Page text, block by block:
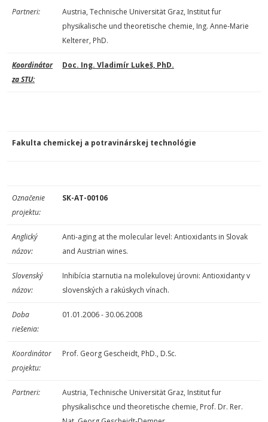
Partneri:
Austria, Technische Universität Graz, Institut fur
physikalische und theoretische chemie, Ing. Anne-Marie
Kelterer, PhD.
Koordinátor
za STU:
Doc. Ing. Vladimír Lukeš, PhD.
Fakulta chemickej a potravinárskej technológie
Označenie
projektu:
SK-AT-00106
Anglický
názov:
Anti-aging at the molecular level: Antioxidants in Slovak
and Austrian wines.
Slovenský
názov:
Inhibícia starnutia na molekulovej úrovni: Antioxidanty v
slovenských a rakúskych vínach.
Doba
riešenia:
01.01.2006 - 30.06.2008
Koordinátor
projektu:
Prof. Georg Gescheidt, PhD., D.Sc.
Partneri:
Austria, Technische Universität Graz, Institut fur
physikalischce und theoretische chemie, Prof. Dr. Rer.